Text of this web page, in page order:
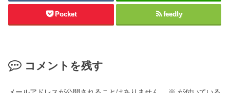
Pocket feedly
コメントを残す